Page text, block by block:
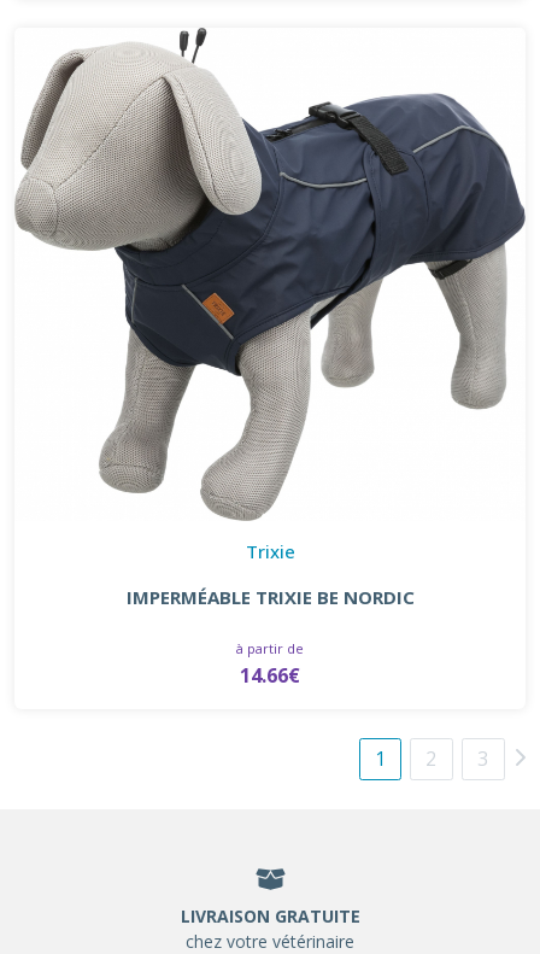
Trixie
IMPERMÉABLE TRIXIE BE NORDIC
à partir de
14.66€
1 2 3
LIVRAISON GRATUITE
chez votre vétérinaire